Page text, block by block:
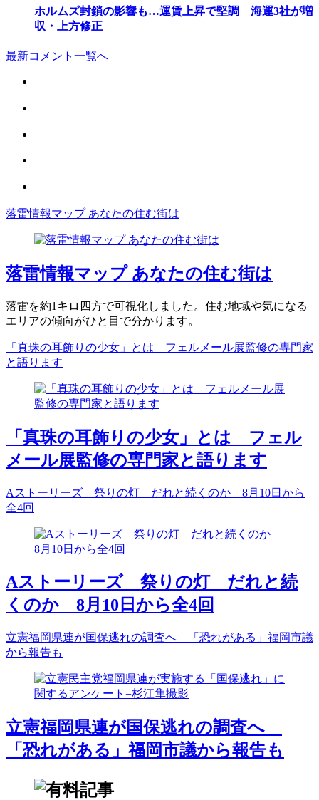
ホルムズ封鎖の影響も…運賃上昇で堅調 海運3社が増
収・上方修正
最新コメント一覧へ
落雷情報マップ あなたの住む街は
落雷情報マップ あなたの住む街は
落雷を約1キロ四方で可視化しました。住む地域や気になる
エリアの傾向がひと目で分かります。
「真珠の耳飾りの少女」とは フェルメール展監修の専門家
と語ります
「真珠の耳飾りの少女」とは フェル
メール展監修の専門家と語ります
Aストーリーズ 祭りの灯 だれと続くのか 8月10日から
全4回
Aストーリーズ 祭りの灯 だれと続
くのか 8月10日から全4回
立憲福岡県連が国保逃れの調査へ 「恐れがある」福岡市議
から報告も
立憲福岡県連が国保逃れの調査へ
「恐れがある」福岡市議から報告も